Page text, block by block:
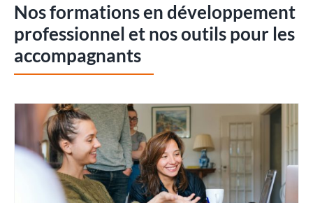
Nos formations en développement
professionnel et nos outils pour les
accompagnants